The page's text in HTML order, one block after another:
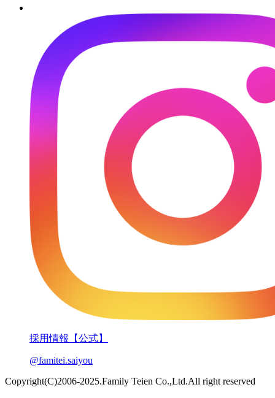
採用情報【公式】
@famitei.saiyou
Copyright(C)2006-2025.Family Teien Co.,Ltd.All right reserved